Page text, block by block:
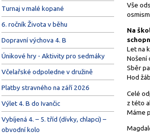
Turnaj v malé kopané
6. ročník Života v běhu
Dopravní výchova 4. B
Únikové hry - Aktivity pro sedmáky
Včelařské odpoledne v družině
Platby stravného na září 2026
Výlet 4. B do Ivančic
Vybíjená 4. – 5. tříd (dívky, chlapci) –
obvodní kolo
Vše
Na
Let na
Nošení
Sběr
Hod
Celé
z této
Máme